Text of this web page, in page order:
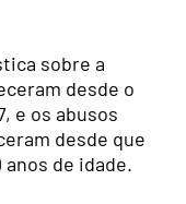
sobre a
desde o
e os abusos
desde que
anos de idade.